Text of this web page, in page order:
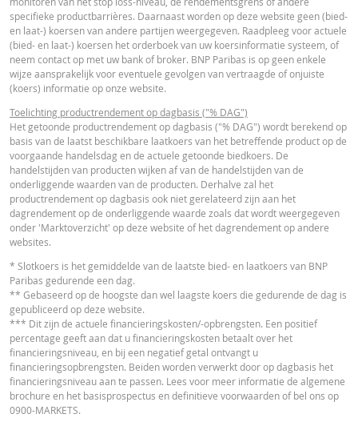
WAARDEN
WAARDEN
Referentiekoers 4.343,930
-
Financieringsniveau
2.646,19
-
Stop loss-niveau
Hefboom
2,56
Waarde belegging
(EUR)
146,84 -
Turbo (EUR) 146,84
Disclaimer
actuele of toekomstige handelskoersen weer. De calculator gaat uit van een
gelijkblijvend financieringskostenpercentage terwijl dit percentage in
werkelijkheid doorlopend kan veranderen. De rendementen van producten
een onderliggende waarde die niet in euro noteert, kunnen worden
door wisselkoerseffecten. De calculator houdt geen rekening met het
tussen bied- en laatprijzen (de spread), eventuele dividenden of
dividendbelasting. De invloed van het periodiek doorrollen van futures
in de calculator buiten beschouwing gelaten. Ook door afrondingen kunnen
getoonde waarden afwijken van de ontwikkelingen van waarden in de
werkelijkheid.
Nederlands (Nederland) PDF
ESSENTIËLE BELEGGERSINFORMATIEDOCUMENTATIE
Essentiële
Beleggersinformatiedocument (NL)
PDF
RECENTE KOERSINFORMATIE
Latest Product Quotes
specifieke productbarrières. Daarnaast worden op deze website geen (bied-
en laat-) koersen van andere partijen weergegeven. Raadpleeg voor actuele
(bied- en laat-) koersen het orderboek van uw koersinformatie systeem, of
neem contact op met uw bank of broker. BNP Paribas is op geen enkele
wijze aansprakelijk voor eventuele gevolgen van vertraagde of onjuiste
(koers) informatie op onze website.
Toelichting productrendement op dagbasis ("% DAG")
Het getoonde productrendement op dagbasis ("% DAG") wordt berekend op
basis van de laatst beschikbare laatkoers van het betreffende product op de
voorgaande handelsdag en de actuele getoonde biedkoers. De
handelstijden van producten wijken af van de handelstijden van de
onderliggende waarden van de producten. Derhalve zal het
productrendement op dagbasis ook niet gerelateerd zijn aan het
dagrendement op de onderliggende waarde zoals dat wordt weergegeven
onder 'Marktoverzicht' op deze website of het dagrendement op andere
websites.
* Slotkoers is het gemiddelde van de laatste bied- en laatkoers van BNP
Paribas gedurende een dag.
** Gebaseerd op de hoogste dan wel laagste koers die gedurende de dag is
gepubliceerd op deze website.
*** Dit zijn de actuele financieringskosten/-opbrengsten. Een positief
percentage geeft aan dat u financieringskosten betaalt over het
financieringsniveau, en bij een negatief getal ontvangt u
financieringsopbrengsten. Beiden worden verwerkt door op dagbasis het
financieringsniveau aan te passen. Lees voor meer informatie de algemene
brochure en het basisprospectus en definitieve voorwaarden of bel ons op
0900-MARKETS.